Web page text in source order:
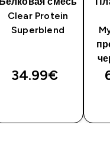
Clear Protein
Superblend
34.99€‎